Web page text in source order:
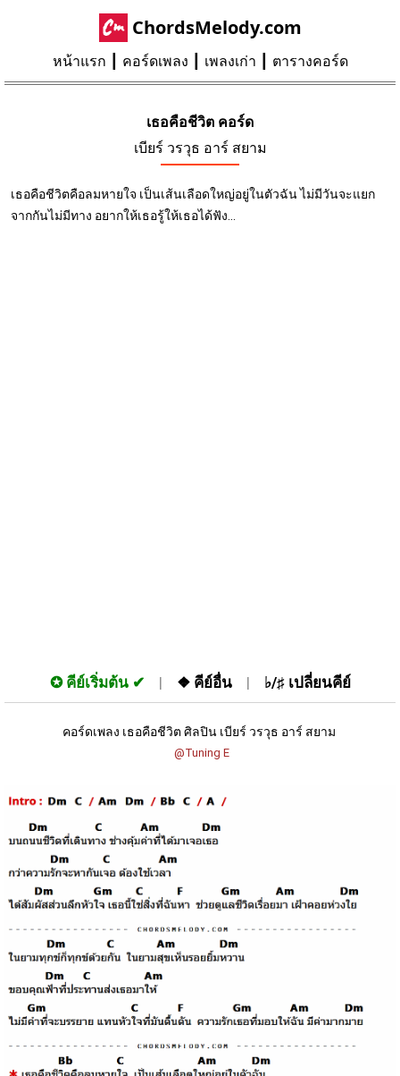
ChordsMelody.com
หน้าแรก คอร์ดเพลง เพลงเก่า ตารางคอร์ด
เธอคือชีวิต คอร์ด
เบียร์ วรวุธ อาร์ สยาม
เธอคือชีวิตคือลมหายใจ เป็นเส้นเลือดใหญ่อยู่ในตัวฉัน ไม่มีวันจะแยก
จากกันไม่มีทาง อยากให้เธอรู้ให้เธอได้ฟัง...
✪ คีย์เริ่มต้น ❖ คีย์อื่น ♭/♯ เปลี่ยนคีย์
คอร์ดเพลง เธอคือชีวิต ศิลปิน เบียร์ วรวุธ อาร์ สยาม
@Tuning E